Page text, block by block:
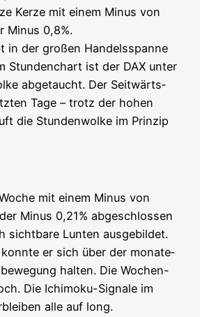
Ker­ze mit einem Minus von
Minus 0,8%.
in der gro­ßen Han­dels­span­ne
Stun­den­chart ist der DAX unter
abge­taucht. Der Seit­wärts­
Tage – trotz der hohen
die Stun­den­wol­ke im Prin­zip
mit einem Minus von
Minus 0,21% abge­schlos­sen
sicht­ba­re Lun­ten aus­ge­bil­det.
er sich über der mona­te­
hal­ten. Die Wochen-
Die Ichi­mo­ku-Signa­le im
alle auf long.